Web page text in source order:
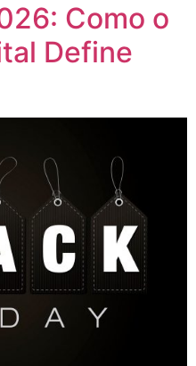
Como o
Define